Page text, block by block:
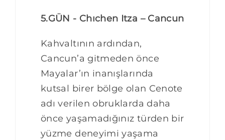
5.GÜN - Chıchen Itza – Cancun
Kahvaltının ardından,
Cancun’a gitmeden önce
Mayalar’ın inanışlarında
kutsal birer bölge olan Cenote
adı verilen obruklarda daha
önce yaşamadığınız türden bir
yüzme deneyimi yaşama